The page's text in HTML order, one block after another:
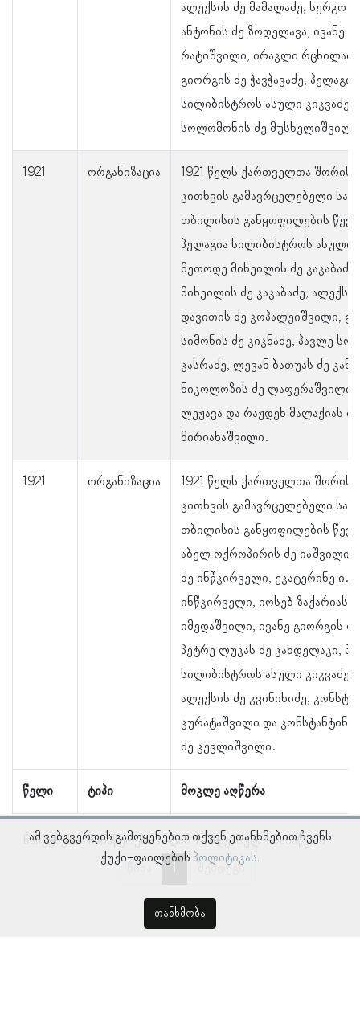
წელი ტიპი მოკლე აღწერა
ალექსის ძე მამალაძე, სერგო
ანტონის ძე ზოდელავა, ივანე
რატიშვილი, ირაკლი
გიორგის ძე ჭავჭავაძე, პელაგია
სილიბისტროს ასული კიკვაძე
სოლომონის ძე
1921 ორგანიზაცია
1921 წელს ქართველთა შორის
კითხვის გამავრცელებელი
თბილისის განყოფილების
პელაგია სილიბისტროს ასული
მეთოდე მიხეილის ძე
მიხეილის ძე კაკაბაძე,
დავითის ძე კოპალეიშვილი,
სიმონის ძე კიკნაძე, პავლე
კასრაძე, ლევან ბათუას ძე
ნიკოლოზის ძე ლაფერაშვილი,
ლეჟავა და რაჟდენ მალაქიას ძე
მირიანაშვილი.
1921 ორგანიზაცია
1921 წელს ქართველთა შორის
კითხვის გამავრცელებელი
თბილისის განყოფილების
აბელ ოქროპირის ძე იაშვილი,
ძე ინწკირველი, ეკატერინე ი.-
ინწკირველი, იოსებ ზაქარიას
იმედაშვილი, ივანე გიორგის ძე
პეტრე ლუკას ძე კანდელაკი,
სილიბისტროს ასული კიკვაძე,
ალექსის ძე კვინიხიძე,
კურატაშვილი და კონსტანტინე
ძე კევლიშვილი.
ნაჩვენებია ჩანაწერები 1–დან 4–მდე, სულ 4 ჩანაწერი
წინა
შემდეგი
ამ ვებგვერდის გამოყენებით თქვენ ეთანხმებით ჩვენს
ქუქი-ფაილების პოლიტიკას.
თანხმობა